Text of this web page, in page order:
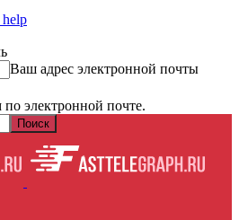
Ваш адрес электронной почты
электронной почте.